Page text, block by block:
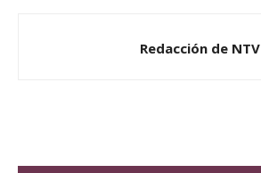
Redacción de NTV